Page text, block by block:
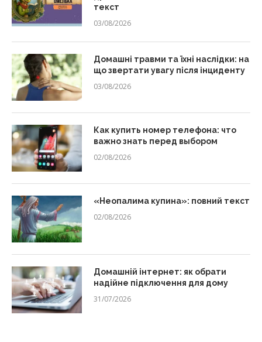
текст
03/08/2026
Домашні травми та їхні наслідки: на
що звертати увагу після інциденту
03/08/2026
Как купить номер телефона: что
важно знать перед выбором
02/08/2026
«Неопалима купина»: повний текст
02/08/2026
Домашній інтернет: як обрати
надійне підключення для дому
31/07/2026